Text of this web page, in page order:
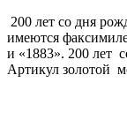
200 лет со дня
имеются
и «1883». 200 лет
Артикул золотой